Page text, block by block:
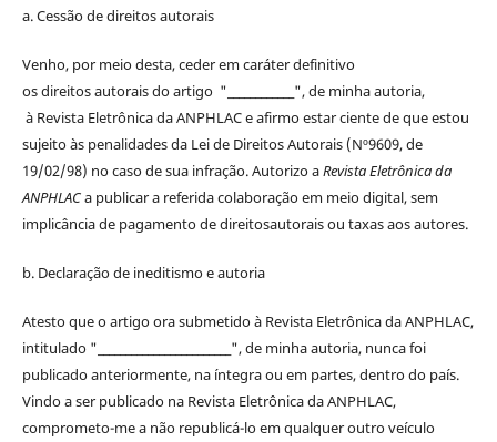
a. Cessão dedireitosautorais
Venho, por meio desta, ceder em caráter definitivo
osdireitosautoraisdo artigo "____________", de minha autoria,
à Revista Eletrônica da ANPHLACe afirmo estar ciente de que estou
sujeito às penalidades da Lei de DireitosAutorais(Nº9609, de
19/02/98) no caso de sua infração. Autorizo aRevista Eletrônica da
ANPHLACa publicar a referida colaboração em meio digital, sem
implicância de pagamento dedireitosautoraisou taxas aos autores.
b. Declaração de ineditismo e autoria
Atesto que o artigo ora submetido à Revista Eletrônica da ANPHLAC,
intitulado "________________________", de minha autoria, nunca foi
publicado anteriormente, na íntegra ou em partes, dentrodo país.
Vindo a ser publicado na Revista Eletrônica da ANPHLAC,
comprometo-me a não republicá-lo em qualquer outro veículo